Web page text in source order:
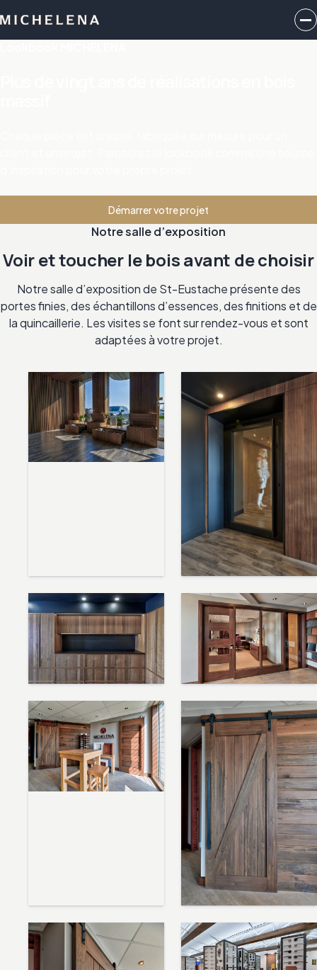
Démarrer votre projet
Notre salle d’exposition
Voir et toucher le bois avant de choisir
Notre salle d’exposition de St-Eustache présente des
portes finies, des échantillons d’essences, des finitions et de
la quincaillerie. Les visites se font sur rendez-vous et sont
adaptées à votre projet.